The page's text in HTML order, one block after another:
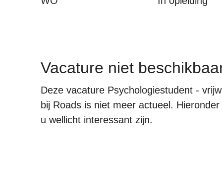
Vacature niet
Deze vacature Psychologiestudent -
bij Roads is niet meer actueel.
u wellicht interessant zijn.